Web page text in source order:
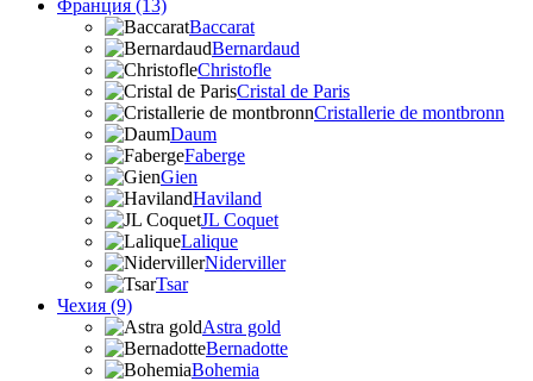
Франция (13)
Baccarat
Bernardaud
Christofle
Cristal de Paris
Cristallerie de montbronn
Daum
Faberge
Gien
Haviland
JL Coquet
Lalique
Niderviller
Tsar
Чехия (9)
Astra gold
Bernadotte
Bohemia